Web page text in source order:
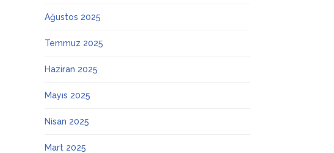
Ağustos 2025
Temmuz 2025
Haziran 2025
Mayıs 2025
Nisan 2025
Mart 2025